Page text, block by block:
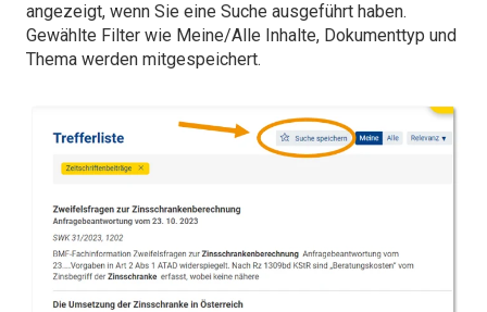
angezeigt, wenn Sie eine Suche ausgeführt haben.
Gewählte Filter wie Meine/Alle Inhalte, Dokumenttyp und
Thema werden mitgespeichert.